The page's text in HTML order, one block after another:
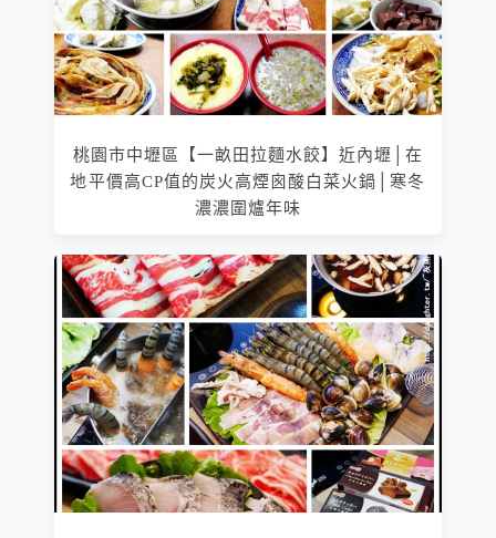
桃園市中壢區【一畝田拉麵水餃】近內壢│在
地平價高CP值的炭火高煙囪酸白菜火鍋│寒冬
濃濃圍爐年味